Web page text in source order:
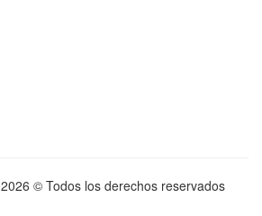
2026 © Todos los derechos reservados